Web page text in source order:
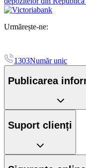
Urmărește-ne:
1303Număr unic
Publicarea
Suport clienți